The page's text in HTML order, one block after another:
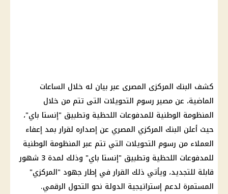
كشف البنك المركزى المصرى عبر بيان له خلال الساعات
الماضية، عن مصيررسوم التحويلات التى تتم من خلال
المنظومة الوطنية للمدفوعات اللحظية وتطبيق "إنستا باي"،
حيث أعلن البنك المركزي المصري عن إصداره لقرار بمد إعفاء
العملاء من رسوم التحويلات التي تتم عبر المنظومة الوطنية
للمدفوعات اللحظية وتطبيق "إنستا باي
" وذلك لمدة 3 شهور
قابلة للتجديد، ويأتي ذلك القرارفي إطار جهود "المركزي"
المستمرة لدعم إستراتيجية الدولة نحو التحول الرقمي.